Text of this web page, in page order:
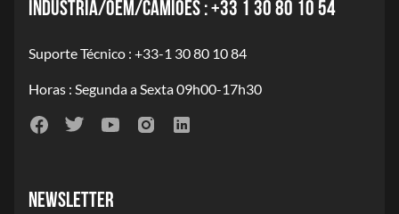
INDÚSTRIA/OEM/CAMIÕES : +33 1 30 80 10 54
Suporte Técnico : +33-1 30 80 10 84
Horas : Segunda a Sexta 09h00-17h30
NEWSLETTER